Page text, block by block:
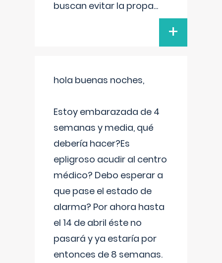
buscan evitar la propa...
+
hola buenas noches,
Estoy embarazada de 4
semanas y media, qué
debería hacer?Es
epligroso acudir al centro
médico? Debo esperar a
que pase el estado de
alarma? Por ahora hasta
el 14 de abril éste no
pasará y ya estaría por
entonces de 8 semanas.